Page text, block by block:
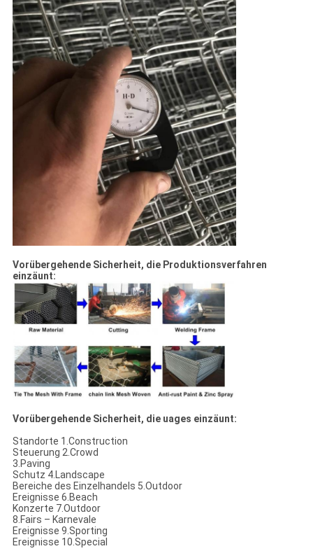
Vorübergehende Sicherheit, die Produktionsverfahren
einzäunt:
Vorübergehende Sicherheit, die uages einzäunt:
Standorte 1.Construction
Steuerung 2.Crowd
3.Paving
Schutz 4.Landscape
Bereiche des Einzelhandels 5.Outdoor
Ereignisse 6.Beach
Konzerte 7.Outdoor
8.Fairs – Karnevale
Ereignisse 9.Sporting
Ereignisse 10.Special